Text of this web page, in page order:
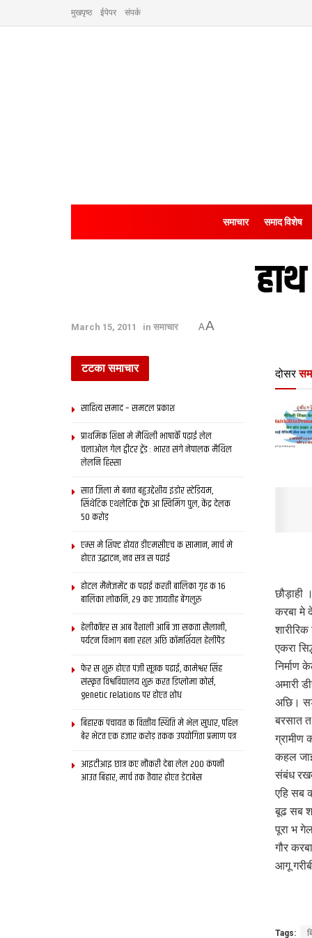
मुखपृष्ठ ईपेपर संपर्क
समाचार समाद विशेष
March 15, 2011 in समाचार AA
दोसर
छौड़ाही
करबा मे
एकरा
निर्माण
अमारी
अछि।
बरसात
कहल
संबंध
एहि सब
बूढ सब
पूरा भ
गौर
आगू
Tags:
टटका समाचार
साहित्य समाद – समटल प्रकाश
प्राथमिक शि‍क्षा मे मैथि‍ली भाषाकेँ पढ़ाई लेल
चलाओल गेल ट्वीटर ट्रेंड : भारत संगे नेपालक मैथिल
लेलनि हिस्सा
सात जिला मे बनत बहुउद्देशीय इंडोर स्‍टेडि‍यम,
सिंथेटिक एथलेटिक ट्रेक आ स्विमिंग पुल, केंद्र देलक
50 करोड़
एम्स मे शिफ्ट होयत डीएमसीएच क सामान, मार्च मे
होएत उद्घाटन, नव सत्र स पढाई
होटल मैनेजमेंट क पढ़ाई करती बालिका गृह क 16
बालिका लोकनि, 29 कए जायतीह बेंगलुरु
हेलीकॉप्टर स आब वैशाली आबि जा सकता सैलानी,
पर्यटन विभाग बना रहल अछि कॉमर्शियल हेलीपैड
फेर स शुरू होएत पंजी सूत्रक पढाई, कामेश्वर सिंह
संस्कृत विश्वविद्यालय शुरू करत डिप्लोमा कोर्स,
genetic relations पर होएत शोध
बिहारक पंचायत क वित्‍तीय स्थिति मे भेल सुधार, पहिल
बेर भेटत एक हजार करोड़ तकक उपयोगिता प्रमाण पत्र
आइटीआइ छात्र कए नौकरी देबा लेल 200 कंपनी
आउत बिहार, मार्च तक तैयार होएत डेटाबेस